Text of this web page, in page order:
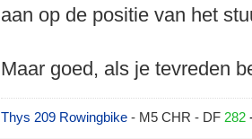
aan op de positie van het
Maar goed, als je tevreden
Thys 209 Rowingbike- M5 CHR - DF 282